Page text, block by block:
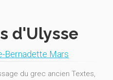
d'Ulysse
Bernadette Mars
du grec ancien Textes,